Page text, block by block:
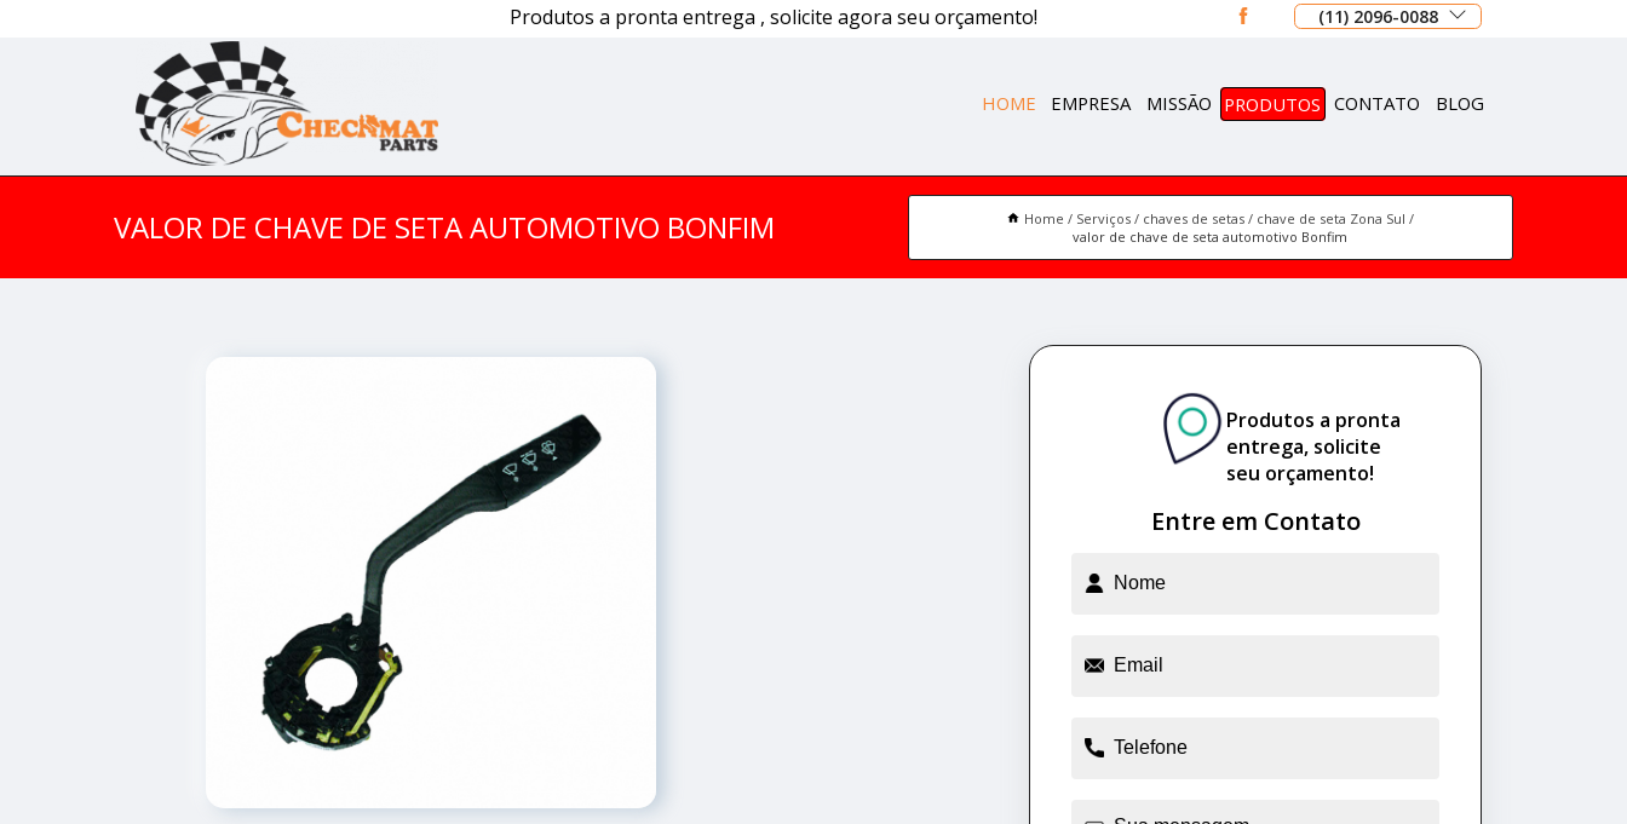
Produtos a pronta entrega , solicite agora seu orçamento! (11) 2096-0088
HOME EMPRESA MISSÃO PRODUTOS CONTATO BLOG
VALOR DE CHAVE DE SETA AUTOMOTIVO BONFIM Home Serviços chaves de setas
chave de seta Zona Sul
valor de chave de seta automotivo Bonfim
Entre em Contato
Produtos a pronta
entrega, solicite
seu orçamento!